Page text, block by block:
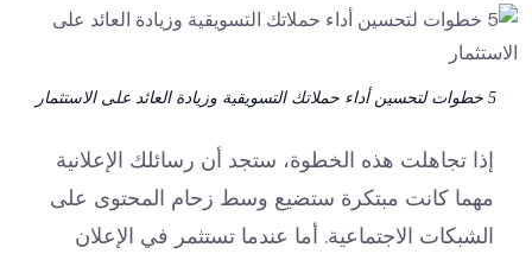
5 خطوات لتحسين أداء حملاتك التسويقية وزيادة العائد على الاستثمار
إذا تجاهلت هذه الخطوة، ستجد أن رسائلك الإعلانية
مهما كانت مبتكرة ستضيع وسط زحام المحتوى على
الشبكات الاجتماعية. أما عندما تستثمر في الإعلان